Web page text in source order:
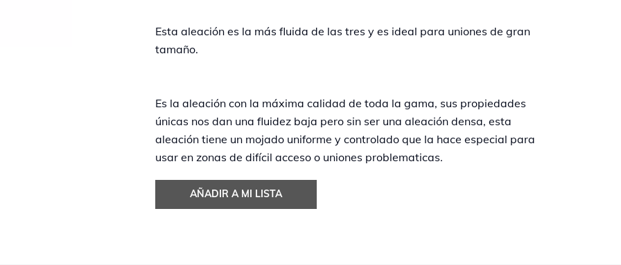
Esta aleación es la más fluida de las tres y es ideal para uniones de gran
tamaño.
Es la aleación con la máxima calidad de toda la gama, sus propiedades
únicas nos dan una fluidez baja pero sin ser una aleación densa, esta
aleación tiene un mojado uniforme y controlado que la hace especial para
usar en zonas de difícil acceso o uniones problematicas.
AÑADIR A MI LISTA